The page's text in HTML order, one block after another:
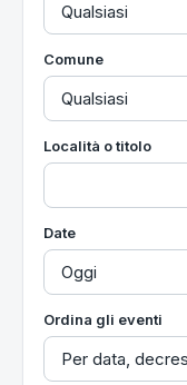
Comune
Località o titolo
Date
Ordina gli eventi